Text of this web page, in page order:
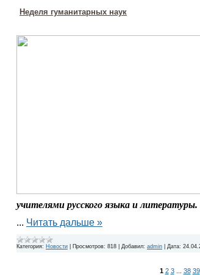
Неделя гуманитарных наук
учителями русского языка и литературы.
... Читать дальше »
Категория: Новости Просмотров: 818 Добавил: admin Дата:
1 2 3 38 39